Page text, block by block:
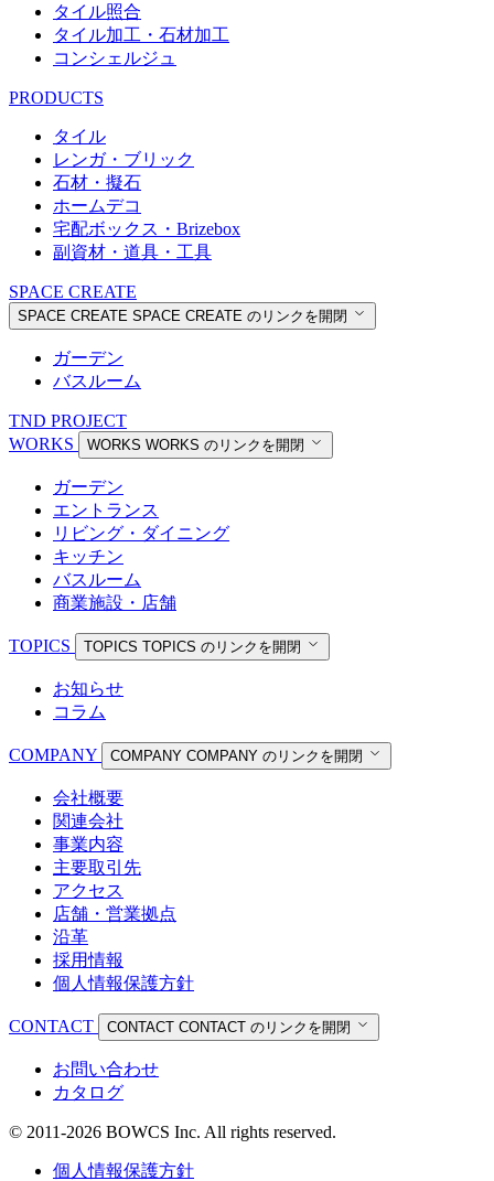
タイル照合
タイル加工・石材加工
コンシェルジュ
PRODUCTS
タイル
レンガ・ブリック
石材・擬石
ホームデコ
宅配ボックス・Brizebox
副資材・道具・工具
SPACE CREATE
SPACE CREATE SPACE CREATE のリンクを開閉
ガーデン
バスルーム
TND PROJECT
WORKS
WORKS WORKS のリンクを開閉
ガーデン
エントランス
リビング・ダイニング
キッチン
バスルーム
商業施設・店舗
TOPICS TOPICS TOPICS のリンクを開閉
お知らせ
コラム
COMPANY COMPANY COMPANY のリンクを開閉
会社概要
関連会社
事業内容
主要取引先
アクセス
店舗・営業拠点
沿革
採用情報
個人情報保護方針
CONTACT CONTACT CONTACT のリンクを開閉
お問い合わせ
カタログ
© 2011-2026 BOWCS Inc. All rights reserved.
個人情報保護方針